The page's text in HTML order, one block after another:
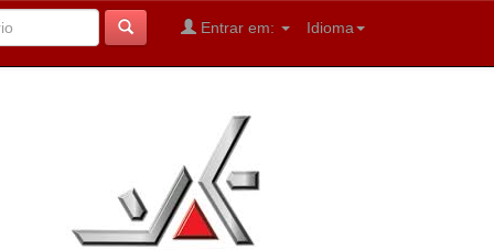
Idioma
Entrar em: